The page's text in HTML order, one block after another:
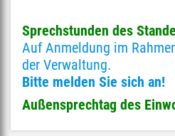
Sprechstunden des
Auf Anmeldung im
der Verwaltung.
Bitte melden Sie sich an!
Außensprechtag des